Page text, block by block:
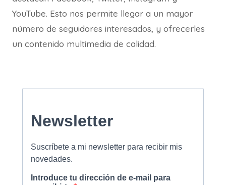
YouTube. Esto nos permite llegar a un mayor
número de seguidores interesados, y ofrecerles
un contenido multimedia de calidad.